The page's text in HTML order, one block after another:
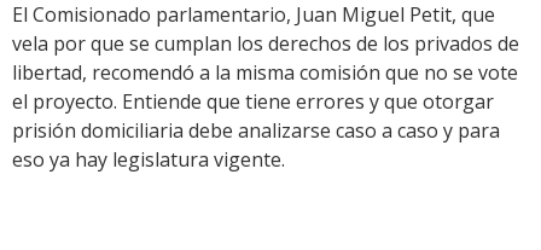
El Comisionado parlamentario, Juan Miguel Petit, que
vela por que se cumplan los derechos de los privados de
libertad, recomendó a la misma comisión que no se vote
el proyecto. Entiende que tiene errores y que otorgar
prisión domiciliaria debe analizarse caso a caso y para
eso ya hay legislatura vigente.